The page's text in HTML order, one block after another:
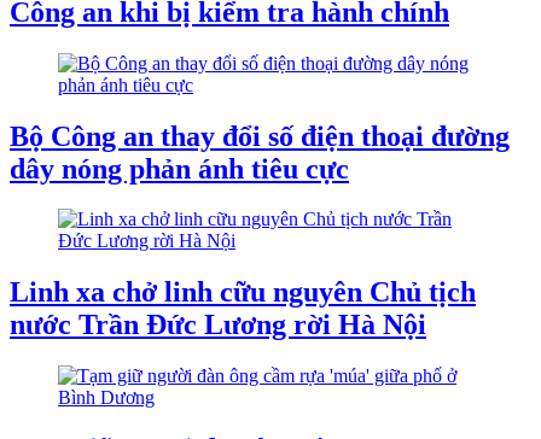
Công an khi bị kiểm tra hành chính
Bộ Công an thay đổi số điện thoại đường
dây nóng phản ánh tiêu cực
Linh xa chở linh cữu nguyên Chủ tịch
nước Trần Đức Lương rời Hà Nội